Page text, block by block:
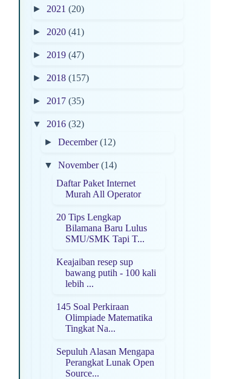
► 2021 (20)
► 2020 (41)
► 2019 (47)
► 2018 (157)
► 2017 (35)
▼ 2016 (32)
►December(12)
▼November(14)
Daftar Paket Internet
Murah All Operator
20 Tips Lengkap
Bilamana Baru Lulus
SMU/SMK Tapi T...
Keajaiban resep sup
bawang putih - 100 kali
lebih ...
145 Soal Perkiraan
Olimpiade Matematika
Tingkat Na...
Sepuluh Alasan Mengapa
Perangkat Lunak Open
Source...